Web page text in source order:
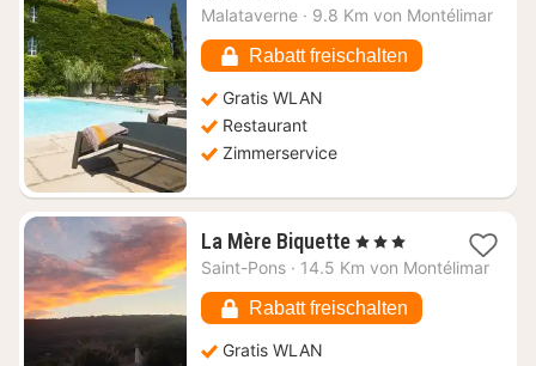
ab
€
Malataverne · 9.8 Km von Montélimar
Rabatt freischalten
Gratis WLAN
Restaurant
Zimmerservice
La Mère Biquette1
Nacht
112,50
€
, 3 Sterne
Saint-Pons · 14.5 Km von Montélimar
Rabatt freischalten
Gratis WLAN